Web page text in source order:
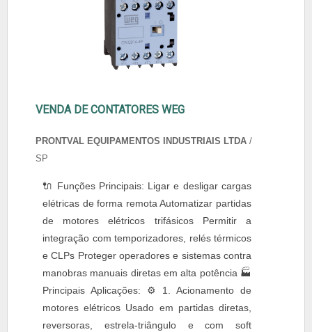
VENDA DE CONTATORES WEG
PRONTVAL EQUIPAMENTOS INDUSTRIAIS LTDA /
SP
🔌 Funções Principais: Ligar e desligar cargas
elétricas de forma remota Automatizar partidas
de motores elétricos trifásicos Permitir a
integração com temporizadores, relés térmicos
e CLPs Proteger operadores e sistemas contra
manobras manuais diretas em alta potência 🏭
Principais Aplicações: ⚙️ 1. Acionamento de
motores elétricos Usado em partidas diretas,
reversoras, estrela-triângulo e com soft